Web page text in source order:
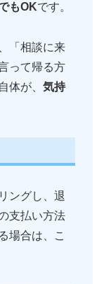
もOKです。
「相談に来
って帰る方
体が、 気持
ングし、退
支払い方法
場合は、こ